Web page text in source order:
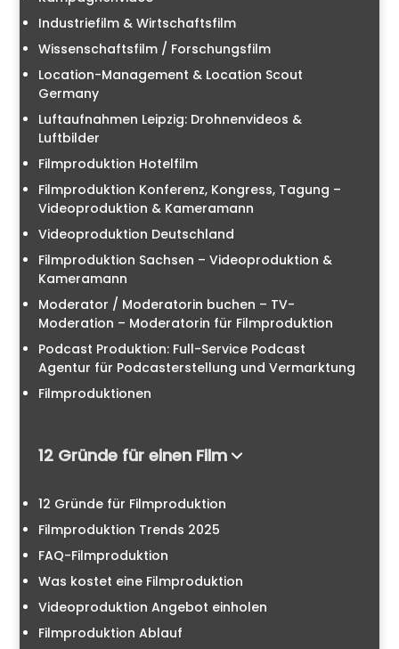
Industriefilm & Wirtschaftsfilm
Wissenschaftsfilm / Forschungsfilm
Location-Management & Location Scout
Germany
Luftaufnahmen Leipzig: Drohnenvideos &
Luftbilder
Filmproduktion Hotelfilm
Filmproduktion Konferenz, Kongress, Tagung –
Videoproduktion & Kameramann
Videoproduktion Deutschland
Filmproduktion Sachsen – Videoproduktion &
Kameramann
Moderator / Moderatorin buchen – TV-
Moderation – Moderatorin für Filmproduktion
Podcast Produktion: Full-Service Podcast
Agentur für Podcasterstellung und Vermarktung
Filmproduktionen
12 Gründe für einen Film
12 Gründe für Filmproduktion
Filmproduktion Trends 2025
FAQ-Filmproduktion
Was kostet eine Filmproduktion
Videoproduktion Angebot einholen
Filmproduktion Ablauf